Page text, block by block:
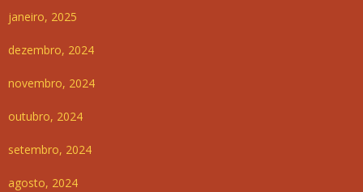
janeiro, 2025
dezembro, 2024
novembro, 2024
outubro, 2024
setembro, 2024
agosto, 2024